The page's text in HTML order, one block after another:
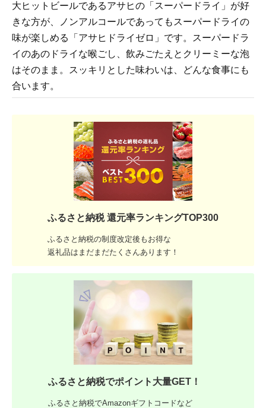
大ヒットビールであるアサヒの「スーパードライ」が好
きな方が、ノンアルコールであってもスーパードライの
味が楽しめる「アサヒドライゼロ」です。スーパードラ
イのあのドライな喉ごし、飲みごたえとクリーミーな泡
はそのまま。スッキリとした味わいは、どんな食事にも
合います。
ふるさと納税 還元率ランキングTOP300
ふるさと納税の制度改定後もお得な
返礼品はまだまだたくさんあります！
ふるさと納税でポイント大量GET！
ふるさと納税でAmazonギフトコードなど